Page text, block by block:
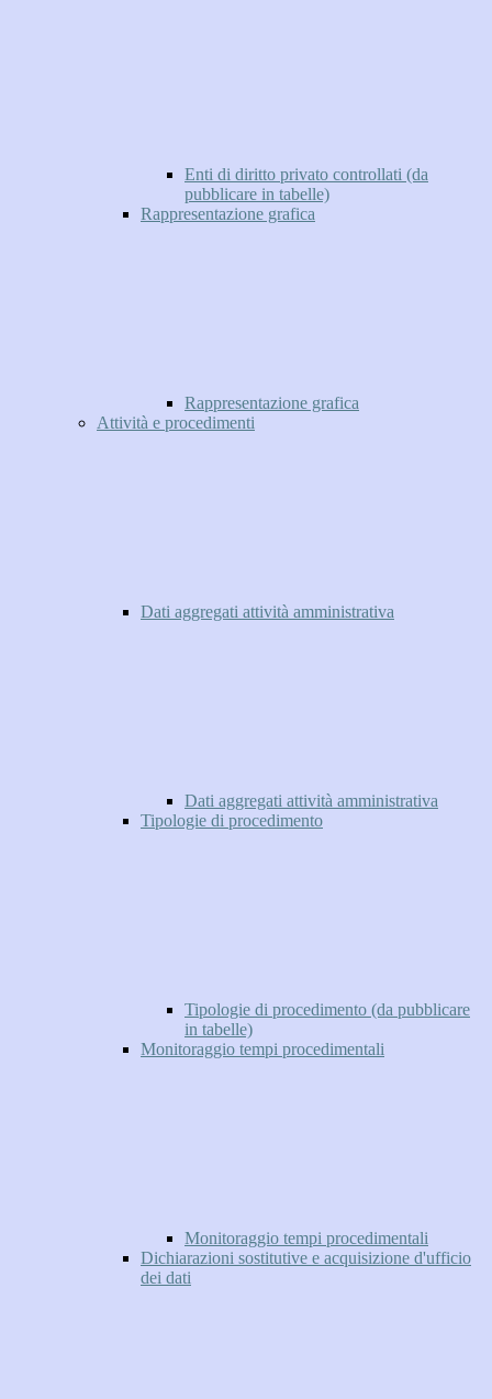
Enti di diritto privato controllati (da
pubblicare in tabelle)
Rappresentazione grafica
Rappresentazione grafica
Attività e procedimenti
Dati aggregati attività amministrativa
Dati aggregati attività amministrativa
Tipologie di procedimento
Tipologie di procedimento (da pubblicare
in tabelle)
Monitoraggio tempi procedimentali
Monitoraggio tempi procedimentali
Dichiarazioni sostitutive e acquisizione d'ufficio
dei dati